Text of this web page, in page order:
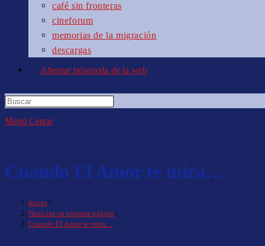
café sin fronteras
cineforum
memorias de la migración
descargas
Alternar búsqueda de la web
Menú Cerrar
Cuando El Amor te mira…
Inicio>
Noticias en primera página>
Cuando El Amor te mira…